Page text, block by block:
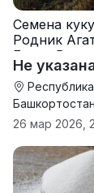
Семена
Родник
Берта
Росс Машук
Не
Республика
Башкортостан
26 мар 2026,